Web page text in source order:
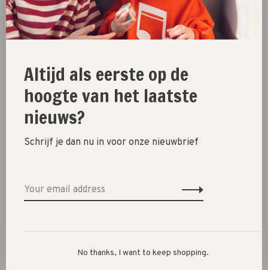
Size guide
New
SALE 30%
Clothes
Altijd als eerste op de
hoogte van het laatste
nieuws?
Schrijf je dan nu in voor onze nieuwbrief
No thanks, I want to keep shopping.